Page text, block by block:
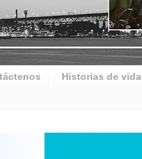
Historias de vida